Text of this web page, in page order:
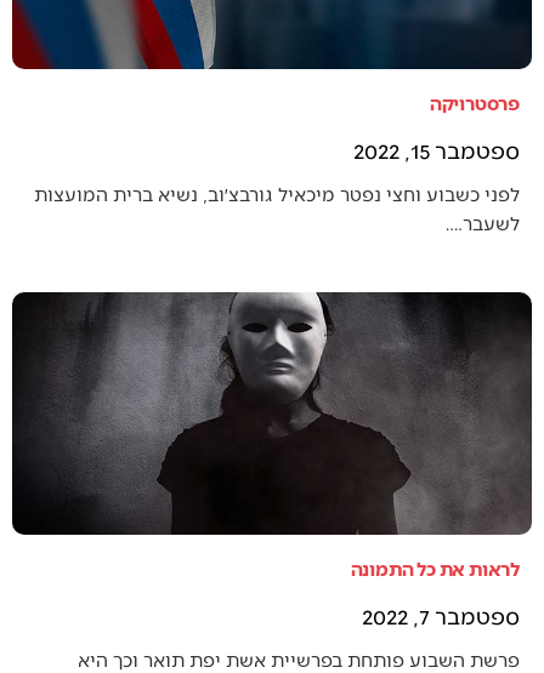
פרסטרויקה
ספטמבר 15, 2022
לפני כשבוע וחצי נפטר מיכאיל גורבצ׳וב, נשיא ברית המועצות
לשעבר.…
לראות את כל התמונה
ספטמבר 7, 2022
פרשת השבוע פותחת בפרשיית אשת יפת תואר וכך היא